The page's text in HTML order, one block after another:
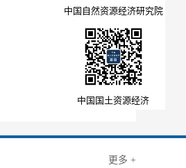
更多 +
中国自然资源经济研究院
中国国土资源经济